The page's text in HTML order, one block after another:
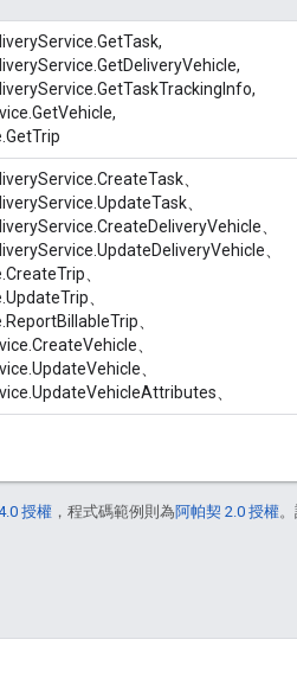
、
、
、
、
、
、
、
、
、
、
授權 ，程式碼範例則為阿帕契 2.0 授權